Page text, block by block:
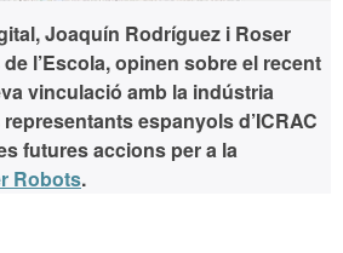
Joaquín Rodríguez i Roser
l’Escola, opinen sobre el recent
vinculació amb la indústria
espanyols d’ICRAC
futures accions per a la
Robots.